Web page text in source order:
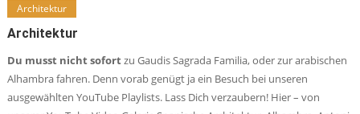
Architektur
Architektur
Du musst nicht sofortzu Gaudis Sagrada Familia, oder zur arabischen
Alhambra fahren. Denn vorab genügt ja ein Besuch bei unseren
ausgewählten YouTube Playlists. Lass Dich verzaubern! Hier – von